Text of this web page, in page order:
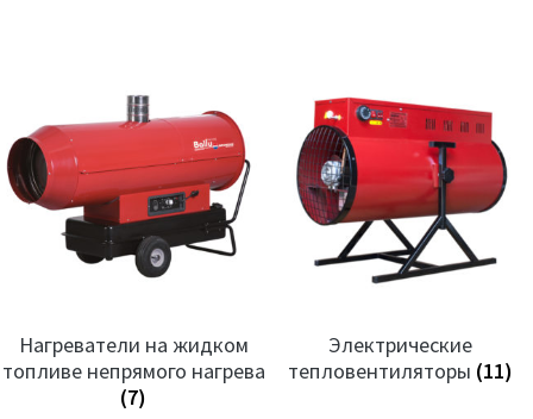
Нагреватели на жидком
топливе непрямого нагрева
(7)
Электрические
тепловентиляторы (11)